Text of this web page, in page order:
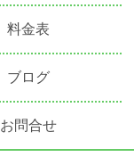
料金表
ブログ
お問合せ